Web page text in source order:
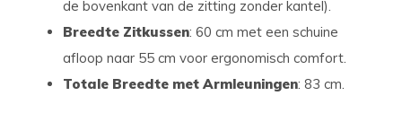
de bovenkant van de zitting zonder kantel).
Breedte Zitkussen: 60 cm met een schuine
afloop naar 55 cm voor ergonomisch comfort.
Totale Breedte met Armleuningen: 83 cm.